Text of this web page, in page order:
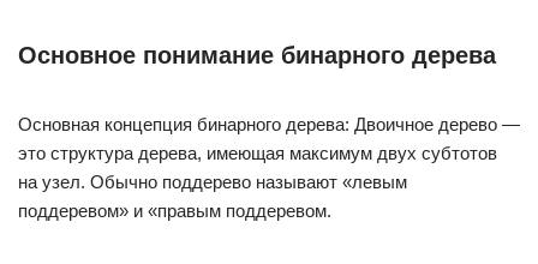
Основное понимание бинарного дерева
Основная концепция бинарного дерева: Двоичное дерево —
это структура дерева, имеющая максимум двух субтотов
на узел. Обычно поддерево называют «левым
поддеревом» и «правым поддеревом.